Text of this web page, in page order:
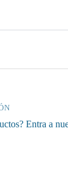
Entra a